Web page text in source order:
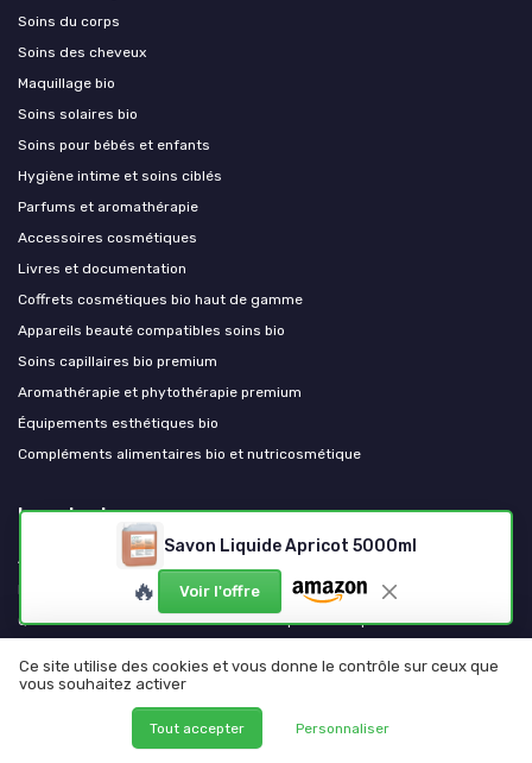
Savon Liquide Apricot 5000ml
🔥 Voir l'offre
Soins du corps
Soins des cheveux
Maquillage bio
Soins solaires bio
Soins pour bébés et enfants
Hygiène intime et soins ciblés
Parfums et aromathérapie
Accessoires cosmétiques
Livres et documentation
Coffrets cosmétiques bio haut de gamme
Appareils beauté compatibles soins bio
Soins capillaires bio premium
Aromathérapie et phytothérapie premium
Équipements esthétiques bio
Compléments alimentaires bio et nutricosmétique
Les plus lus
Avis sur le déodorant Exode : ce qu'il faut savoir
Faut-il s’inquiéter des dangers du casque LED pour les cheveux ?
Quels sont les effets secondaires de la poudre de perle ?
Casting creme gloss : tout ce que vous devez savoir sur la coloration
sans ammoniaque
Ce site utilise des cookies et vous donne le contrôle sur ceux que
vous souhaitez activer
Tout accepter Personnaliser